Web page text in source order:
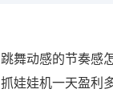
跳舞动感的节奏感怎么拍的
抓娃娃机一天盈利多